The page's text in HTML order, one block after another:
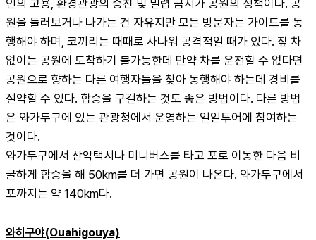
인의 고용, 환경관광의 증진 및 밀렵 금지가 공원의 정책이다. 공
원을 둘러보거나 나가는 건 자유지만 모든 방문자는 가이드를 동
행해야 하며, 코끼리는 때때로 사나워 공격적일 때가 있다. 짚 차
없이는 공원에 도착하기 불가능한데 만약 차를 운전할 수 없다면
공원으로 향하는 다른 여행자들을 찾아 동행해야 하는데 경비를
절약할 수 있다. 합승을 구걸하는 것도 좋은 방법이다. 다른 방법
은 와가두구에 있는 관광청에서 운영하는 일일투어에 참여하는
것이다.
와가두구에서 산악택시나 미니버스를 타고 포로 이동한 다음 비
굴하게 합승을 해 50km를 더 가면 공원이 나온다. 와가두구에서
포까지는 약 140km다.
와히구야(Ouahigouya)